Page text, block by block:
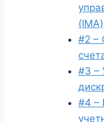
(IMA)
#2 –
#3 –
#4 –